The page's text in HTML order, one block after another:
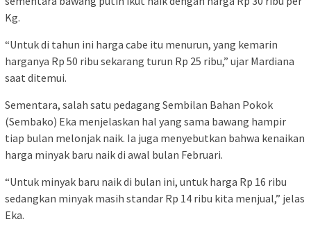
Kg.
“Untuk di tahun ini harga cabe itu menurun, yang kemarin
harganya Rp 50 ribu sekarang turun Rp 25 ribu,” ujar Mardiana
saat ditemui.
Sementara, salah satu pedagang Sembilan Bahan Pokok
(Sembako) Eka menjelaskan hal yang sama bawang hampir
tiap bulan melonjak naik. Ia juga menyebutkan bahwa kenaikan
harga minyak baru naik di awal bulan Februari.
“Untuk minyak baru naik di bulan ini, untuk harga Rp 16 ribu
sedangkan minyak masih standar Rp 14 ribu kita menjual,” jelas
Eka.